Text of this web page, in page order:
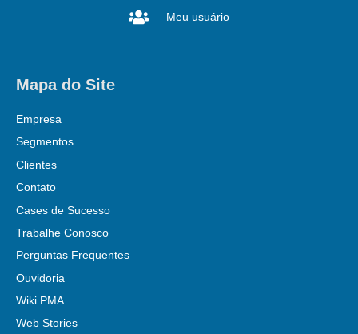
Meu usuário
Mapa do Site
Empresa
Segmentos
Clientes
Contato
Cases de Sucesso
Trabalhe Conosco
Perguntas Frequentes
Ouvidoria
Wiki PMA
Web Stories